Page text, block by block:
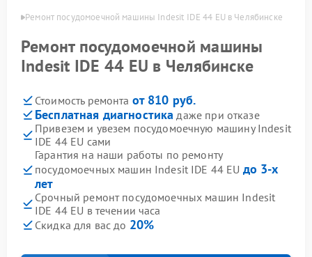
Ремонт посудомоечной машины Indesit IDE 44 EU в Челябинске
Ремонт посудомоечной машины
Indesit IDE 44 EU в Челябинске
Стоимость ремонта от 810 руб.
Бесплатная диагностика даже при отказе
Привезем и увезем посудомоечную машину Indesit
IDE 44 EU сами
Гарантия на наши работы по ремонту
посудомоечных машин Indesit IDE 44 EU до 3-х
лет
Срочный ремонт посудомоечных машин Indesit
IDE 44 EU в течении часа
Скидка для вас до 20%